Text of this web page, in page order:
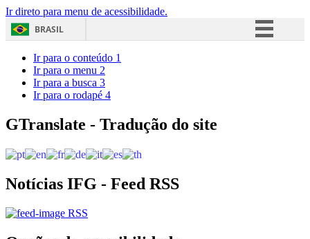
Ir direto para menu de acessibilidade.
BRASIL
Acesso à informação
Ir para o conteúdo 1
Ir para o menu 2
Ir para a busca 3
Ir para o rodapé 4
GTranslate - Tradução do site
Notícias IFG - Feed RSS
RSS